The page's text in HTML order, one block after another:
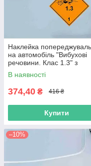
Наклейка
на автомобіль "Вибухові
речовини. Клас 1.3" з
оракалу
В наявності
374,40 ₴ 416 ₴
Купити
–10%